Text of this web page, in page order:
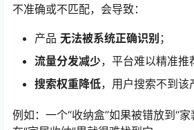
不准确或不匹配，会导致：
产品 无法被系统正确识别 ；
流量分发减少，平台难以精准推
搜索权重降低，用户搜索不到该
例如：一个“收纳盒”如果被错放到“